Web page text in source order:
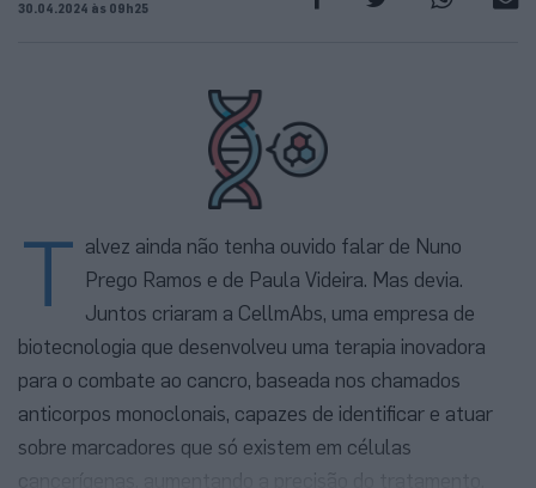
30.04.2024 às 09h25
T alvez ainda não tenha ouvido falar de Nuno
Prego Ramos e de Paula Videira. Mas devia.
Juntos criaram a CellmAbs, uma empresa de
biotecnologia que desenvolveu uma terapia inovadora
para o combate ao cancro, baseada nos chamados
anticorpos monoclonais, capazes de identificar e atuar
sobre marcadores que só existem em células
cancerígenas, aumentando a precisão do tratamento.